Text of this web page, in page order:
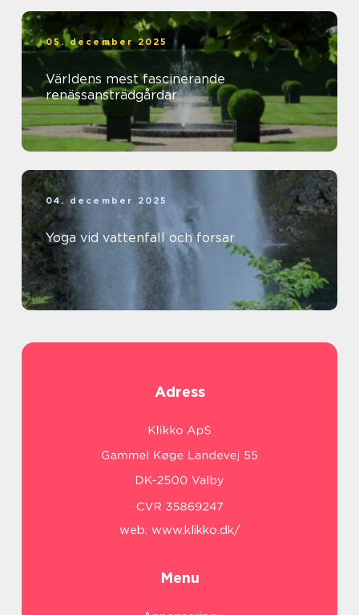
05. december 2025
Världens mest fascinerande
renässansträdgårdar
04. december 2025
Yoga vid vattenfall och forsar
Adress
web: www.klikko.dk/
Menu